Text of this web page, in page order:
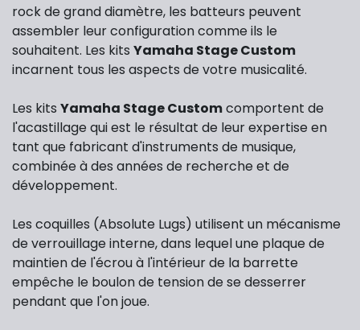
rock de grand diamètre, les batteurs peuvent
assembler leur configuration comme ils le
souhaitent. Les kits Yamaha Stage Custom
incarnent tous les aspects de votre musicalité.
Les kits Yamaha Stage Customcomportent de
l'acastillage qui est le résultat de leur expertise en
tant que fabricant d'instruments de musique,
combinée à des années de recherche et de
développement.
Les coquilles (Absolute Lugs) utilisent un mécanisme
de verrouillage interne, dans lequel une plaque de
maintien de l'écrou à l'intérieur de la barrette
empêche le boulon de tension de se desserrer
pendant que l'on joue.